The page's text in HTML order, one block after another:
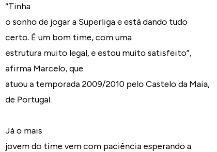
“Tinha
o sonho de jogar a Superliga e está dando tudo
certo. É um bom time, com uma
estrutura muito legal, e estou muito satisfeito”,
afirma Marcelo, que
atuou a temporada 2009/2010 pelo Castelo da Maia,
de Portugal.
Já o mais
jovem do time vem com paciência esperando a